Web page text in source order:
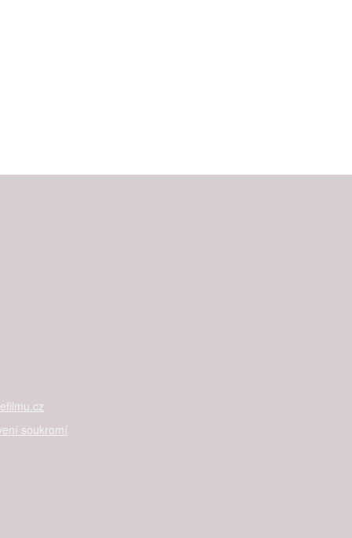
soukromí